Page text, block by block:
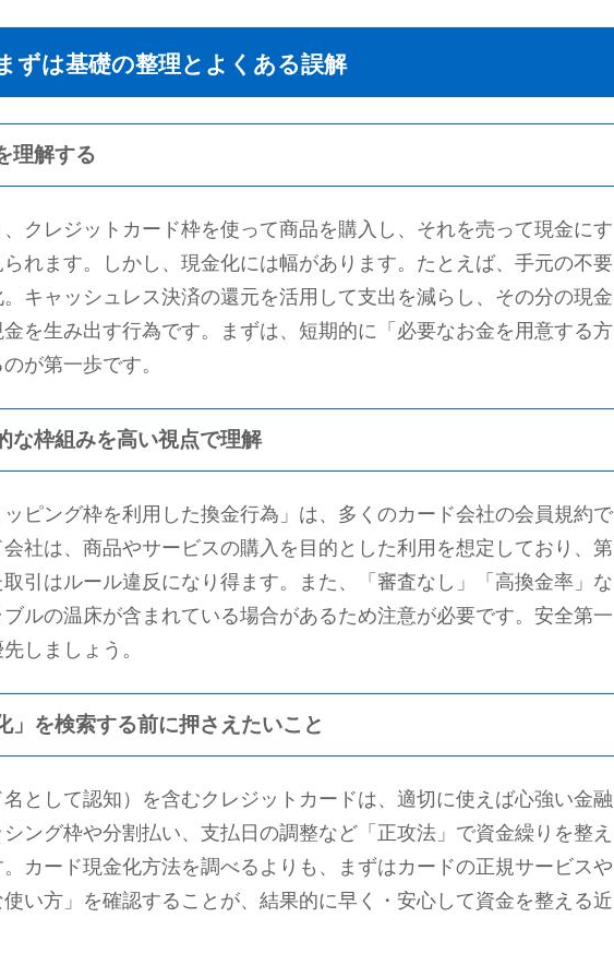
ずは基礎の整理とよくある誤解
理解する
クレジットカード枠を使って商品を購入し、それを売って現金にす
れます。しかし、現金化には幅があります。たとえば、手元の不要
キャッシュレス決済の還元を活用して支出を減らし、その分の現金
を生み出す行為です。まずは、短期的に「必要なお金を用意する方
が第一歩です。
な枠組みを高い視点で理解
ッピング枠を利用した換金行為」は、多くのカード会社の会員規約で
社は、商品やサービスの購入を目的とした利用を想定しており、第
引はルール違反になり得ます。また、「審査なし」「高換金率」な
ルの温床が含まれている場合があるため注意が必要です。安全第一
しましょう。
」を検索する前に押さえたいこと
として認知）を含むクレジットカードは、適切に使えば心強い金融
ング枠や分割払い、支払日の調整など「正攻法」で資金繰りを整え
カード現金化方法を調べるよりも、まずはカードの正規サービスや
い方」を確認することが、結果的に早く・安心して資金を整える近